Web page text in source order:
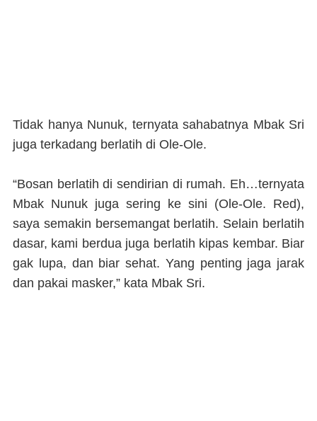
Tidak hanya Nunuk, ternyata sahabatnya Mbak Sri
juga terkadang berlatih di Ole-Ole.
“Bosan berlatih di sendirian di rumah. Eh…ternyata
Mbak Nunuk juga sering ke sini (Ole-Ole. Red),
saya semakin bersemangat berlatih. Selain berlatih
dasar, kami berdua juga berlatih kipas kembar. Biar
gak lupa, dan biar sehat. Yang penting jaga jarak
dan pakai masker,” kata Mbak Sri.